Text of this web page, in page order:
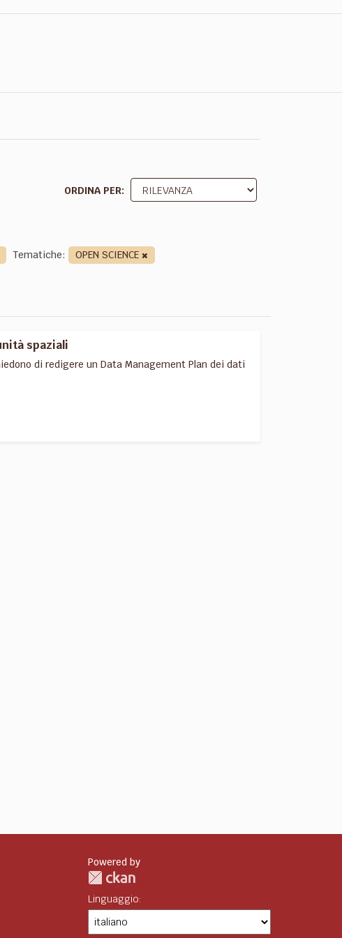
ORDINA PER
Tematiche: OPEN SCIENCE
spaziali
di redigere un Data Management Plan dei dati
Powered by
Linguaggio